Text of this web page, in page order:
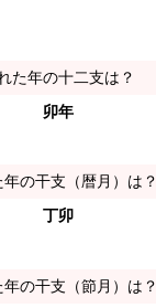
た年の十二支は？
卯年
年の干支（暦月）は？
丁卯
年の干支（節月）は？